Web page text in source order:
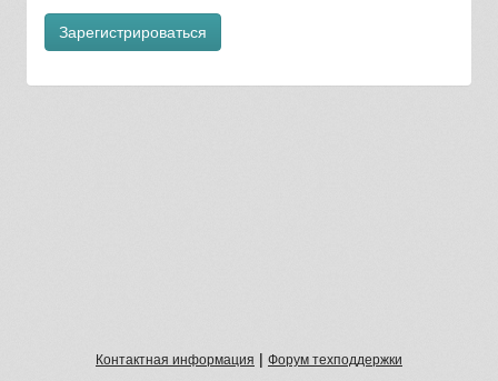
Зарегистрироваться
Контактная информация | Форум техподдержки